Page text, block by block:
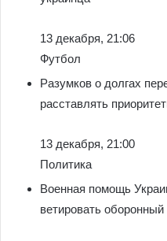
13 декабря, 21:06
Футбол
Разумков о долгах
расставлять
13 декабря, 21:00
Политика
Военная помощь
ветировать